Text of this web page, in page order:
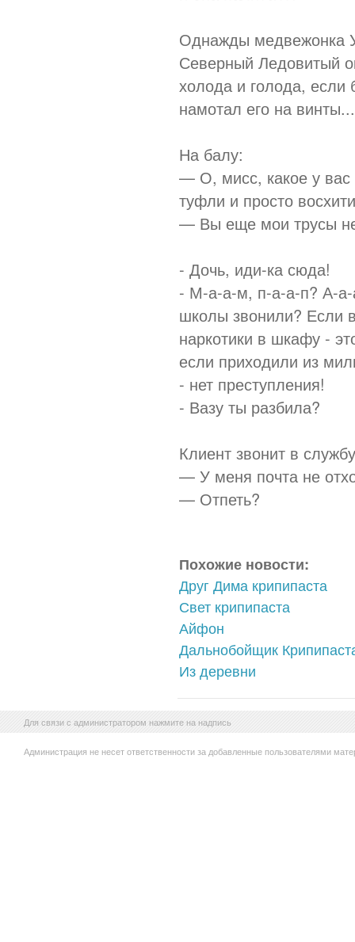
Однажды медвежонка
Северный Ледовитый
холода и голода,
намотал его на винты...
На балу:
— О, мисс, какое у вас
туфли и просто
— Вы еще мои трусы
- Дочь, иди-ка сюда!
- М-а-а-м, п-а-а-п? А-а-
школы звонили? Если
наркотики в шкафу -
если приходили из
- нет преступления!
- Вазу ты разбила?
Клиент звонит в
— У меня почта не
— Отпеть?
Похожие новости:
Друг Дима крипипаста
Свет крипипаста
Айфон
Дальнобойщик
Из деревни
Для связи с администратором нажмите на надпись
Администрация не несет ответственности за добавленные пользователями